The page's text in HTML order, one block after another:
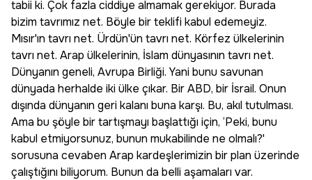
tabii ki. Çok fazla ciddiye almamak gerekiyor. Burada
bizim tavrımız net. Böyle bir teklifi kabul edemeyiz.
Mısır'ın tavrı net. Ürdün'ün tavrı net. Körfez ülkelerinin
tavrı net. Arap ülkelerinin, İslam dünyasının tavrı net.
Dünyanın geneli, Avrupa Birliği. Yani bunu savunan
dünyada herhalde iki ülke çıkar. Bir ABD, bir İsrail. Onun
dışında dünyanın geri kalanı buna karşı. Bu, akıl tutulması.
Ama bu şöyle bir tartışmayı başlattığı için, ‘Peki, bunu
kabul etmiyorsunuz, bunun mukabilinde ne olmalı?'
sorusuna cevaben Arap kardeşlerimizin bir plan üzerinde
çalıştığını biliyorum. Bunun da belli aşamaları var.